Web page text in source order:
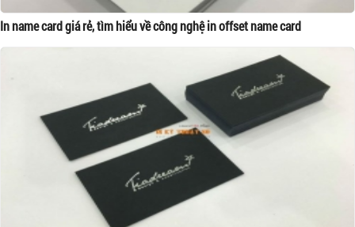
In name card giá rẻ, tìm hiểu về công nghệ in offset name card